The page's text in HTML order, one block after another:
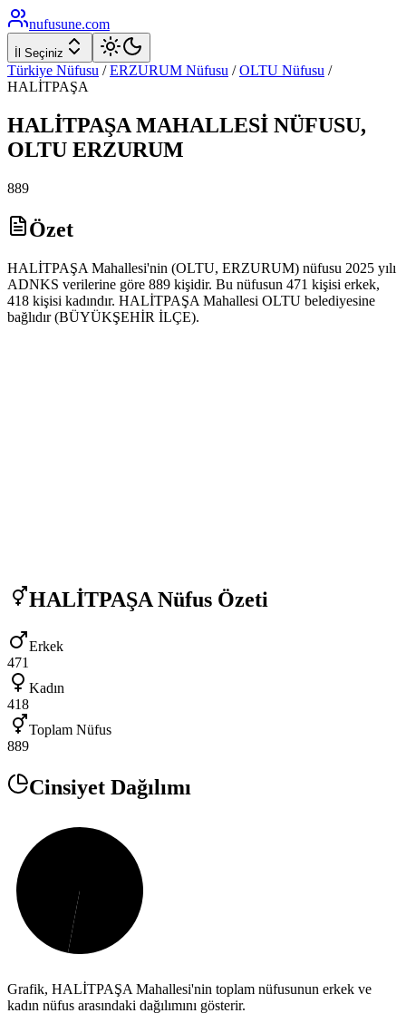
nufusune.com
İl Seçiniz
Türkiye Nüfusu / ERZURUM Nüfusu / OLTU Nüfusu /
HALİTPAŞA
HALİTPAŞA MAHALLESİ NÜFUSU,
OLTU ERZURUM
889
Özet
HALİTPAŞA Mahallesi'nin (OLTU, ERZURUM) nüfusu 2025 yılı
ADNKS verilerine göre 889 kişidir. Bu nüfusun 471 kişisi erkek,
418 kişisi kadındır. HALİTPAŞA Mahallesi OLTU belediyesine
bağlıdır (BÜYÜKŞEHİR İLÇE).
HALİTPAŞA Nüfus Özeti
Erkek
471
Kadın
418
Toplam Nüfus
889
Cinsiyet Dağılımı
Grafik, HALİTPAŞA Mahallesi'nin toplam nüfusunun erkek ve
kadın nüfus arasındaki dağılımını gösterir.